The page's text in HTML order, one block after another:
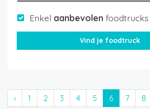
Enkel aanbevolen foodtrucks
‹ 1 2 3 4 5 6 7 8